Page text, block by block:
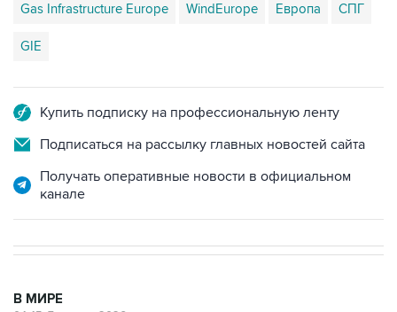
Gas Infrastructure Europe WindEurope Европа СПГ
GIE
Купить подписку на профессиональную ленту
Подписаться на рассылку главных новостей сайта
Получать оперативные новости в официальном
канале
В МИРЕ